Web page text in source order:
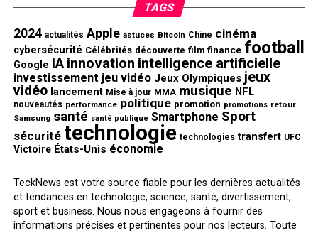
TAGS
2024 actualités Apple astuces Bitcoin Chine cinéma
cybersécurité Célébrités découverte film finance football
Google IA innovation intelligence artificielle
investissement jeu vidéo Jeux Olympiques jeux
vidéo lancement Mise à jour MMA musique NFL
nouveautés performance politique promotion promotions retour
Samsung santé santé publique Smartphone Sport
sécurité technologie technologies transfert UFC
Victoire États-Unis économie
TeckNews est votre source fiable pour les dernières actualités
et tendances en technologie, science, santé, divertissement,
sport et business. Nous nous engageons à fournir des
informations précises et pertinentes pour nos lecteurs. Toute